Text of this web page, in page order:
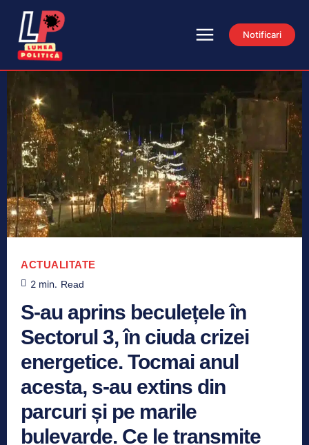
Notificari
ACTUALITATE
2 min. Read
S-au aprins beculețele în
Sectorul 3, în ciuda crizei
energetice. Tocmai anul
acesta, s-au extins din
parcuri și pe marile
bulevarde. Ce le transmite